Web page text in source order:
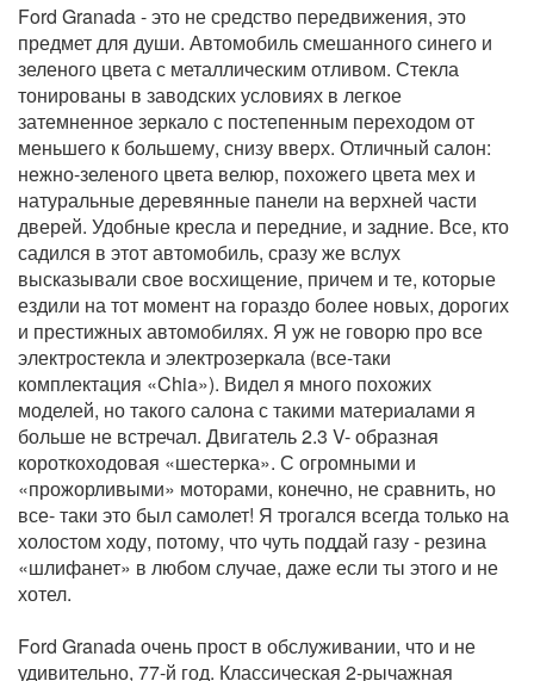
Ford Granada - это не средство передвижения, это
предмет для души. Автомобиль смешанного синего и
зеленого цвета с металлическим отливом. Стекла
тонированы в заводских условиях в легкое
затемненное зеркало с постепенным переходом от
меньшего к большему, снизу вверх. Отличный салон:
нежно-зеленого цвета велюр, похожего цвета мех и
натуральные деревянные панели на верхней части
дверей. Удобные кресла и передние, и задние. Все, кто
садился в этот автомобиль, сразу же вслух
высказывали свое восхищение, причем и те, которые
ездили на тот момент на гораздо более новых, дорогих
и престижных автомобилях. Я уж не говорю про все
электростекла и электрозеркала (все-таки
комплектация «Chia»). Видел я много похожих
моделей, но такого салона с такими материалами я
больше не встречал. Двигатель 2.3 V- образная
короткоходовая «шестерка». С огромными и
«прожорливыми» моторами, конечно, не сравнить, но
все- таки это был самолет! Я трогался всегда только на
холостом ходу, потому, что чуть поддай газу - резина
«шлифанет» в любом случае, даже если ты этого и не
хотел.
Ford Granada очень прост в обслуживании, что и не
удивительно, 77-й год. Классическая 2-рычажная